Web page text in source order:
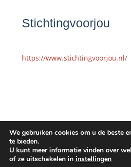
Stichtingvoorjou
https://www.stichtingvoorjou.nl/
We gebruiken cookies om u de beste
te bieden.
U kunt meer informatie vinden over
of ze uitschakelen in instellingen